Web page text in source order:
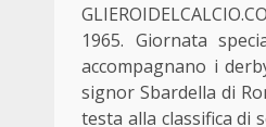
1965. Giornata
accompagnano i
signor Sbardella di
testa alla classifica di